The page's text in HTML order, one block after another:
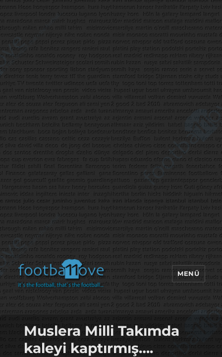
footbaLLove
MENÜ
Muslera Milli Takımda
kaleyi kaptırmış….